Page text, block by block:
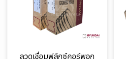
ลวดเชื่อมฟลักซ์คอร์พอก